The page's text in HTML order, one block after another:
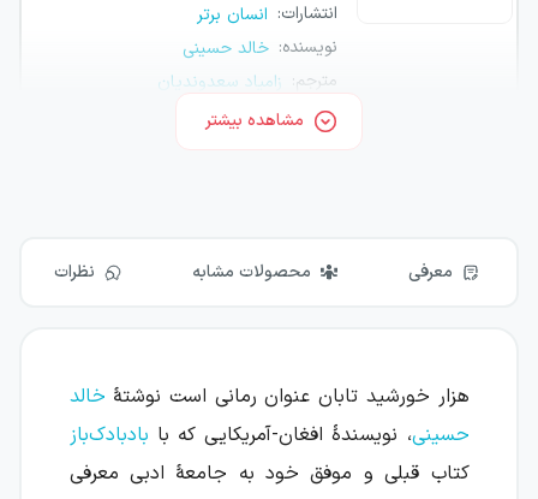
انتشارات: انسان برتر
نویسنده: خالد حسینی
مترجم: زامیاد سعدوندیان
مشاهده بیشتر
معرفی محصولات مشابه نظرات
هزار خورشید تابان عنوان رمانی است نوشتهٔ خالد
حسینی، نویسندهٔ افغان-آمریکایی که با بادبادک‌باز
کتاب قبلی و موفق خود به جامعهٔ ادبی معرفی